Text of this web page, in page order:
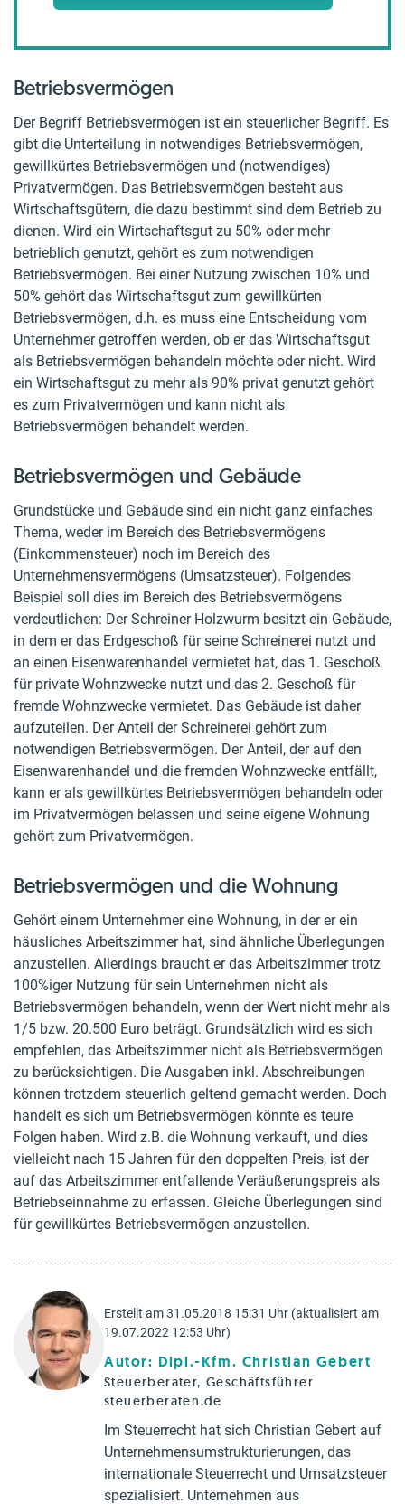
Betriebsvermögen
Der Begriff Betriebsvermögen ist ein steuerlicher Begriff. Es
gibt die Unterteilung in notwendiges Betriebsvermögen,
gewillkürtes Betriebsvermögen und (notwendiges)
Privatvermögen. Das Betriebsvermögen besteht aus
Wirtschaftsgütern, die dazu bestimmt sind dem Betrieb zu
dienen. Wird ein Wirtschaftsgut zu 50% oder mehr
betrieblich genutzt, gehört es zum notwendigen
Betriebsvermögen. Bei einer Nutzung zwischen 10% und
50% gehört das Wirtschaftsgut zum gewillkürten
Betriebsvermögen, d.h. es muss eine Entscheidung vom
Unternehmer getroffen werden, ob er das Wirtschaftsgut
als Betriebsvermögen behandeln möchte oder nicht. Wird
ein Wirtschaftsgut zu mehr als 90% privat genutzt gehört
es zum Privatvermögen und kann nicht als
Betriebsvermögen behandelt werden.
Betriebsvermögen und Gebäude
Grundstücke und Gebäude sind ein nicht ganz einfaches
Thema, weder im Bereich des Betriebsvermögens
(Einkommensteuer) noch im Bereich des
Unternehmensvermögens (Umsatzsteuer). Folgendes
Beispiel soll dies im Bereich des Betriebsvermögens
verdeutlichen: Der Schreiner Holzwurm besitzt ein Gebäude,
in dem er das Erdgeschoß für seine Schreinerei nutzt und
an einen Eisenwarenhandel vermietet hat, das 1. Geschoß
für private Wohnzwecke nutzt und das 2. Geschoß für
fremde Wohnzwecke vermietet. Das Gebäude ist daher
aufzuteilen. Der Anteil der Schreinerei gehört zum
notwendigen Betriebsvermögen. Der Anteil, der auf den
Eisenwarenhandel und die fremden Wohnzwecke entfällt,
kann er als gewillkürtes Betriebsvermögen behandeln oder
im Privatvermögen belassen und seine eigene Wohnung
gehört zum Privatvermögen.
Betriebsvermögen und die Wohnung
Gehört einem Unternehmer eine Wohnung, in der er ein
häusliches Arbeitszimmer hat, sind ähnliche Überlegungen
anzustellen. Allerdings braucht er das Arbeitszimmer trotz
100%iger Nutzung für sein Unternehmen nicht als
Betriebsvermögen behandeln, wenn der Wert nicht mehr als
1/5 bzw. 20.500 Euro beträgt. Grundsätzlich wird es sich
empfehlen, das Arbeitszimmer nicht als Betriebsvermögen
zu berücksichtigen. Die Ausgaben inkl. Abschreibungen
können trotzdem steuerlich geltend gemacht werden. Doch
handelt es sich um Betriebsvermögen könnte es teure
Folgen haben. Wird z.B. die Wohnung verkauft, und dies
vielleicht nach 15 Jahren für den doppelten Preis, ist der
auf das Arbeitszimmer entfallende Veräußerungspreis als
Betriebseinnahme zu erfassen. Gleiche Überlegungen sind
für gewillkürtes Betriebsvermögen anzustellen.
Erstellt am 31.05.2018 15:31 Uhr (aktualisiert am
19.07.2022 12:53 Uhr)
Autor: Dipl.-Kfm. Christian Gebert
Steuerberater, Geschäftsführer
steuerberaten.de
Im Steuerrecht hat sich Christian Gebert auf
Unternehmensumstrukturierungen, das
internationale Steuerrecht und Umsatzsteuer
spezialisiert. Unternehmen aus